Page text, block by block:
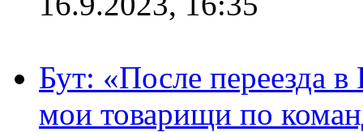
Бут: «После переезда
мои товарищи по